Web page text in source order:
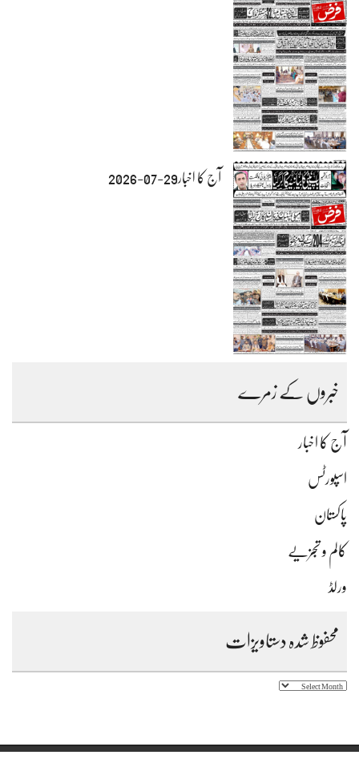
آج کا اخبار29-07-2026
خبروں کے زمرے
آج کا اخبار
اسپورٹس
پاکستان
کالم و تجزیے
ورلڈ
محفوظ شدہ دستاویزات
محفوظ